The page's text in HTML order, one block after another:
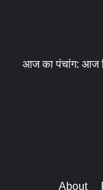
आज का पंचांग: आज
About